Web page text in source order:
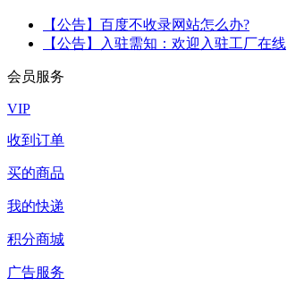
【公告】百度不收录网站怎么办?
【公告】入驻需知：欢迎入驻工厂在线
会员服务
VIP
收到订单
买的商品
我的快递
积分商城
广告服务